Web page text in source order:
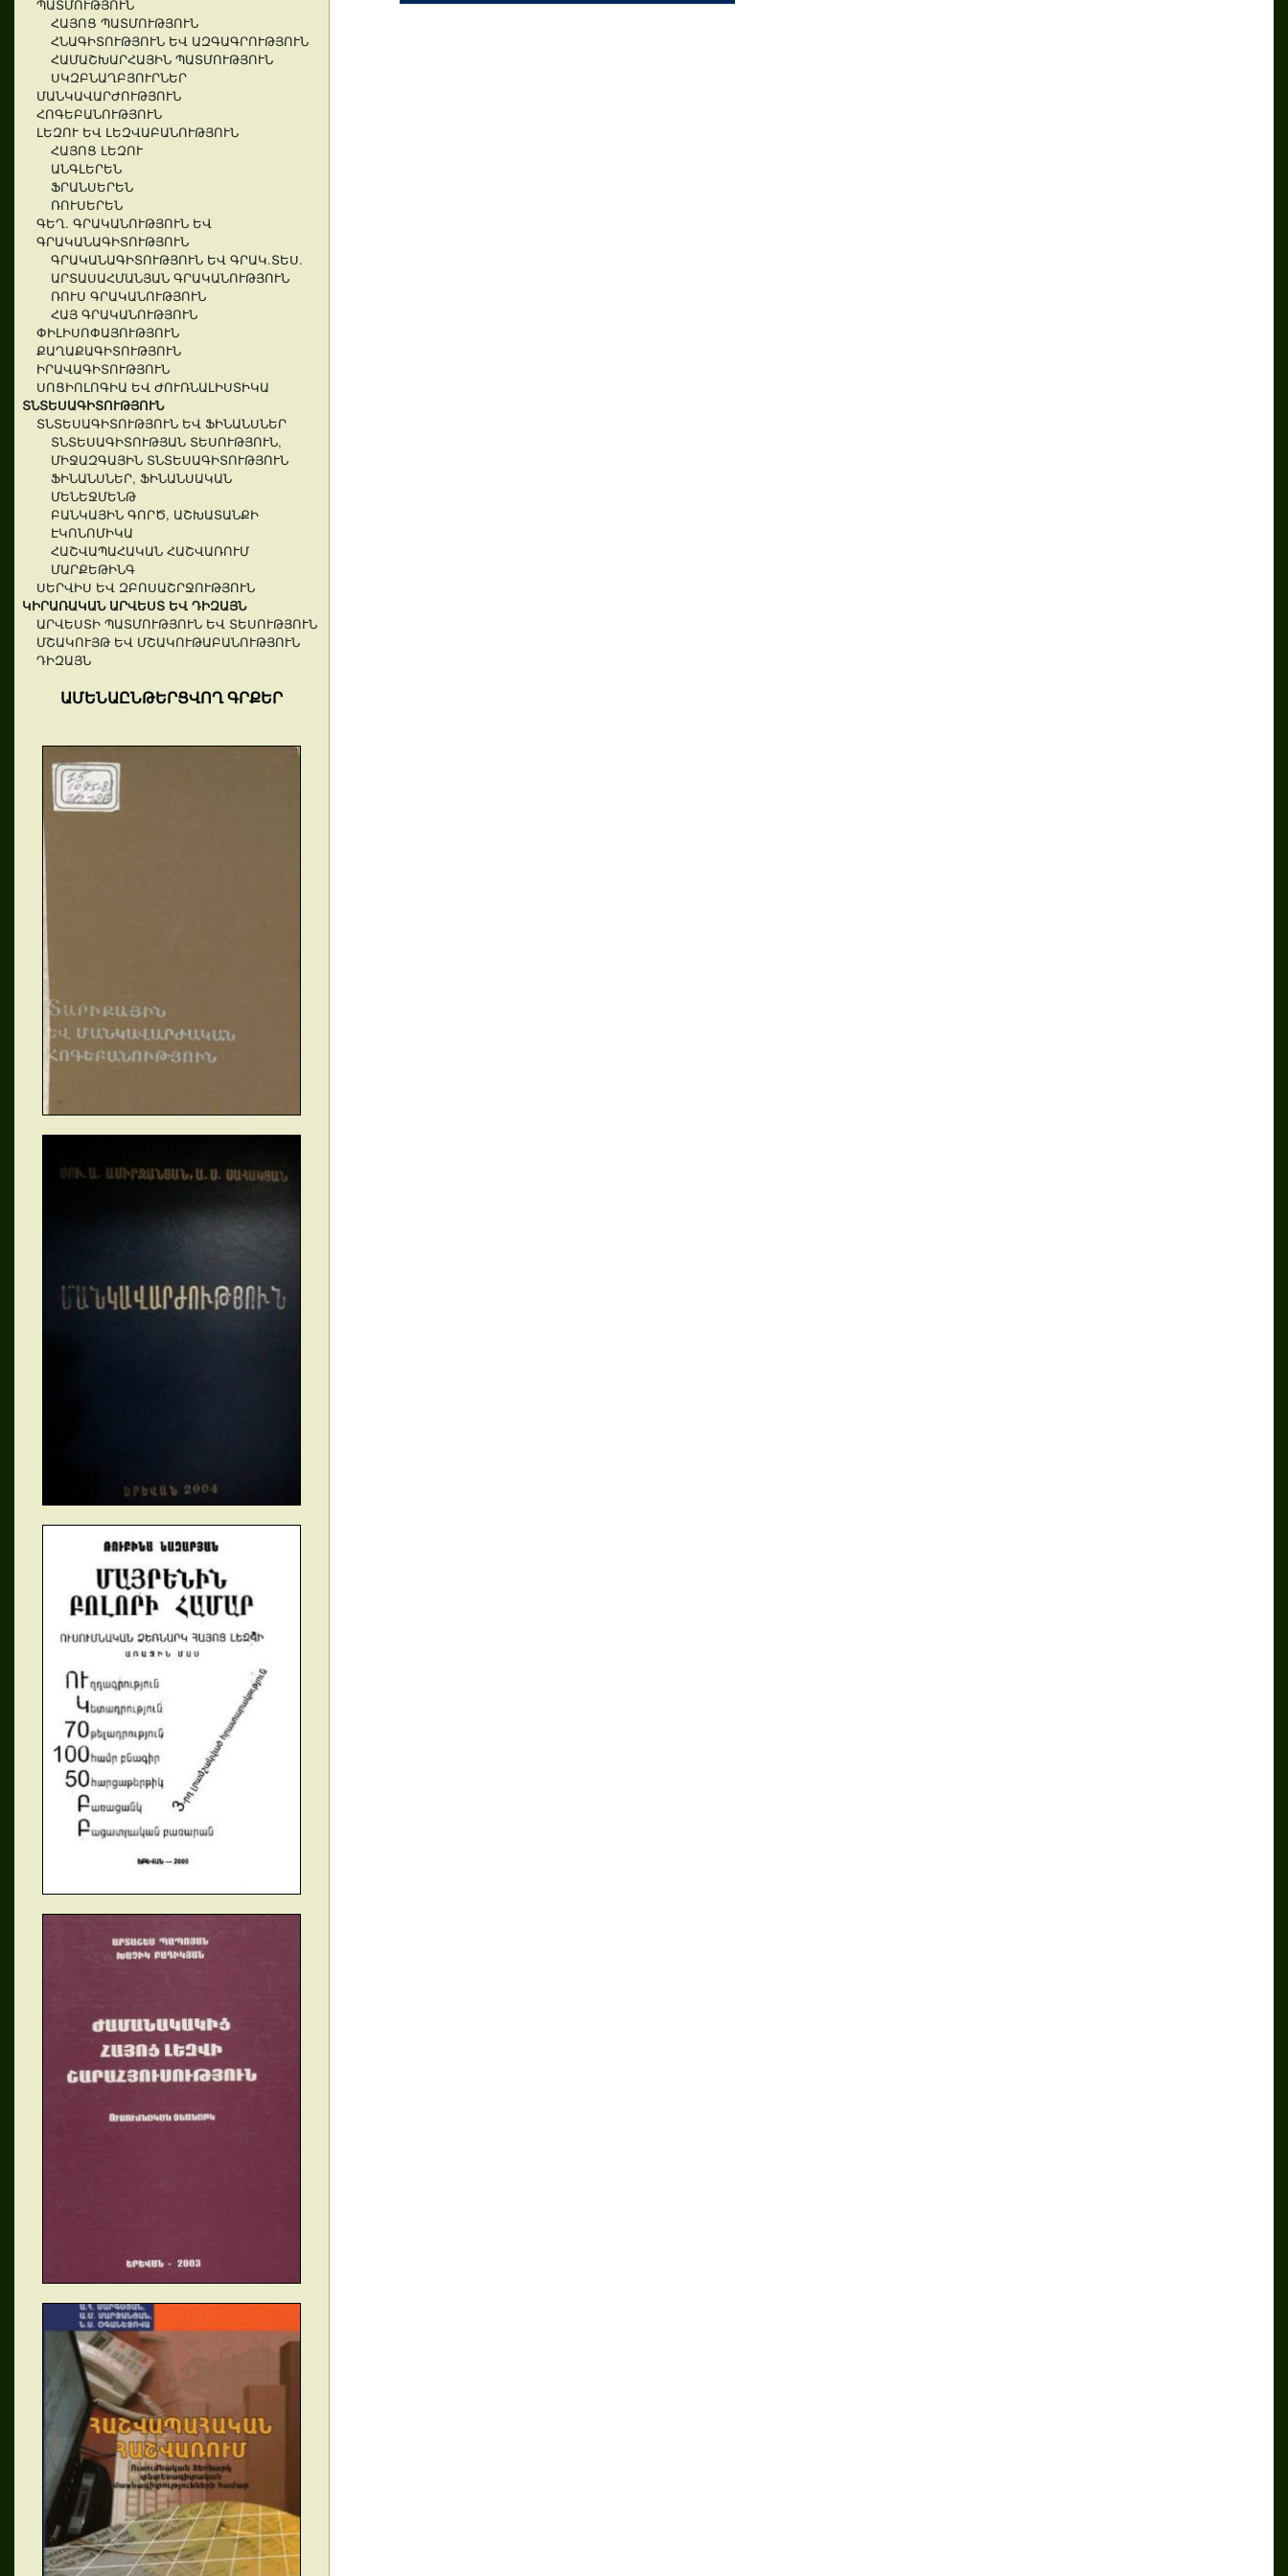
ՊԱՏՄՈՒԹՅՈՒՆ
ՀԱՅՈՑ ՊԱՏՄՈՒԹՅՈՒՆ
ՀՆԱԳԻՏՈՒԹՅՈՒՆ ԵՎ ԱԶԳԱԳՐՈՒԹՅՈՒՆ
ՀԱՄԱՇԽԱՐՀԱՅԻՆ ՊԱՏՄՈՒԹՅՈՒՆ
ՍԿԶԲՆԱՂԲՅՈՒՐՆԵՐ
ՄԱՆԿԱՎԱՐԺՈՒԹՅՈՒՆ
ՀՈԳԵԲԱՆՈՒԹՅՈՒՆ
ԼԵԶՈՒ ԵՎ ԼԵԶՎԱԲԱՆՈՒԹՅՈՒՆ
ՀԱՅՈՑ ԼԵԶՈՒ
ԱՆԳԼԵՐԵՆ
ՖՐԱՆՍԵՐԵՆ
ՌՈՒՍԵՐԵՆ
ԳԵՂ. ԳՐԱԿԱՆՈՒԹՅՈՒՆ ԵՎ
ԳՐԱԿԱՆԱԳԻՏՈՒԹՅՈՒՆ
ԳՐԱԿԱՆԱԳԻՏՈՒԹՅՈՒՆ ԵՎ ԳՐԱԿ.ՏԵՍ.
ԱՐՏԱՍԱՀՄԱՆՅԱՆ ԳՐԱԿԱՆՈՒԹՅՈՒՆ
ՌՈՒՍ ԳՐԱԿԱՆՈՒԹՅՈՒՆ
ՀԱՅ ԳՐԱԿԱՆՈՒԹՅՈՒՆ
ՓԻԼԻՍՈՓԱՅՈՒԹՅՈՒՆ
ՔԱՂԱՔԱԳԻՏՈՒԹՅՈՒՆ
ԻՐԱՎԱԳԻՏՈՒԹՅՈՒՆ
ՍՈՑԻՈԼՈԳԻԱ ԵՎ ԺՈՒՌՆԱԼԻՍՏԻԿԱ
ՏՆՏԵՍԱԳԻՏՈՒԹՅՈՒՆ
ՏՆՏԵՍԱԳԻՏՈՒԹՅՈՒՆ ԵՎ ՖԻՆԱՆՍՆԵՐ
ՏՆՏԵՍԱԳԻՏՈՒԹՅԱՆ ՏԵՍՈՒԹՅՈՒՆ,
ՄԻՋԱԶԳԱՅԻՆ ՏՆՏԵՍԱԳԻՏՈՒԹՅՈՒՆ
ՖԻՆԱՆՍՆԵՐ, ՖԻՆԱՆՍԱԿԱՆ
ՄԵՆԵՋՄԵՆԹ
ԲԱՆԿԱՅԻՆ ԳՈՐԾ, ԱՇԽԱՏԱՆՔԻ
ԷԿՈՆՈՄԻԿԱ
ՀԱՇՎԱՊԱՀԱԿԱՆ ՀԱՇՎԱՌՈՒՄ
ՄԱՐՔԵԹԻՆԳ
ՍԵՐՎԻՍ ԵՎ ԶԲՈՍԱՇՐՋՈՒԹՅՈՒՆ
ԿԻՐԱՌԱԿԱՆ ԱՐՎԵՍՏ ԵՎ ԴԻԶԱՅՆ
ԱՐՎԵՍՏԻ ՊԱՏՄՈՒԹՅՈՒՆ ԵՎ ՏԵՍՈՒԹՅՈՒՆ
ՄՇԱԿՈՒՅԹ ԵՎ ՄՇԱԿՈՒԹԱԲԱՆՈՒԹՅՈՒՆ
ԴԻԶԱՅՆ
ԱՄԵՆԱԸՆԹԵՐՑՎՈՂ ԳՐՔԵՐ